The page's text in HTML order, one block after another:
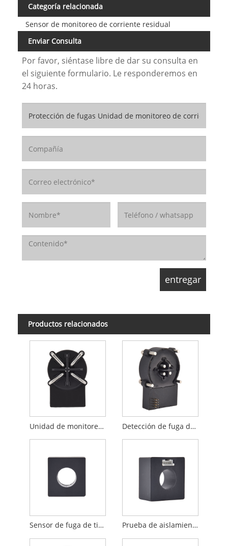
Categoría relacionada
Sensor de monitoreo de corriente residual
Enviar Consulta
Por favor, siéntase libre de dar su consulta en
el siguiente formulario. Le responderemos en
24 horas.
Productos relacionados
Unidad de monitoreo de corriente residual de detección de fugas Detección de fuga de CA/ CC Unidad de monitoreo de corriente residual
Sensor de fuga de tipo B de bajo consumo Prueba de aislamiento Sensor de fuga de tipo B